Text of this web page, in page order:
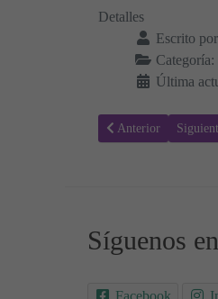
Detalles
Escrito
Categoría:
Última
Artículo anterior:
Anterior
Síguenos en
Facebook